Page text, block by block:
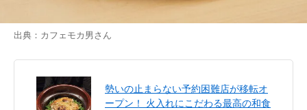
出典： カフェモカ男 さん
勢いの止まらない予約困難店が移転オ
ープン！ 火入れにこだわる最高の和食